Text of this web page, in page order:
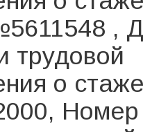
,
трудовой
о
Номер